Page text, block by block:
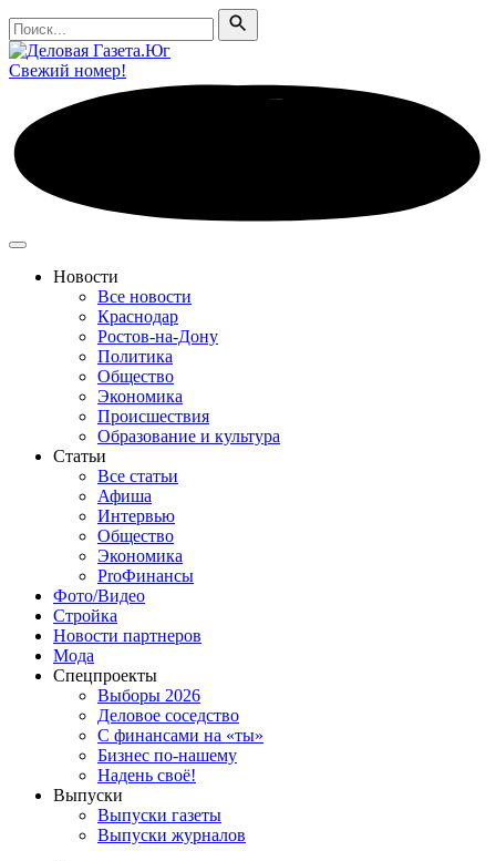
Поиск
Поиск
Свежий номер!
Новости
Все новости
Краснодар
Ростов-на-Дону
Политика
Общество
Экономика
Происшествия
Образование и культура
Статьи
Все статьи
Афиша
Интервью
Общество
Экономика
ProФинансы
Фото/Видео
Стройка
Новости партнеров
Мода
Спецпроекты
Выборы 2026
Деловое соседство
С финансами на «ты»
Бизнес по-нашему
Надень своё!
Выпуски
Выпуски газеты
Выпуски журналов